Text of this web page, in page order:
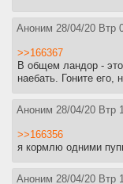
Аноним 28/04/20 Втр
>>166367
В общем ландор -
наебать. Гоните его,
Аноним 28/04/20 Втр
>>166356
я кормлю одними
Аноним 28/04/20 Втр